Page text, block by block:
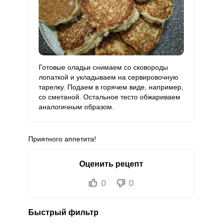
Готовые оладьи снимаем со сковороды
лопаткой и укладываем на сервировочную
тарелку. Подаем в горячем виде, например,
со сметаной. Остальное тесто обжариваем
аналогичным образом.
Приятного аппетита!
Оценить рецепт
0 0
Быстрый фильтр